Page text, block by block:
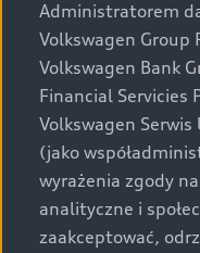
Administratorem
Volkswagen Group
Volkswagen Bank
Financial Servicies
Volkswagen Serwis
(jako
wyrażenia zgody
analityczne i
zaakceptować,